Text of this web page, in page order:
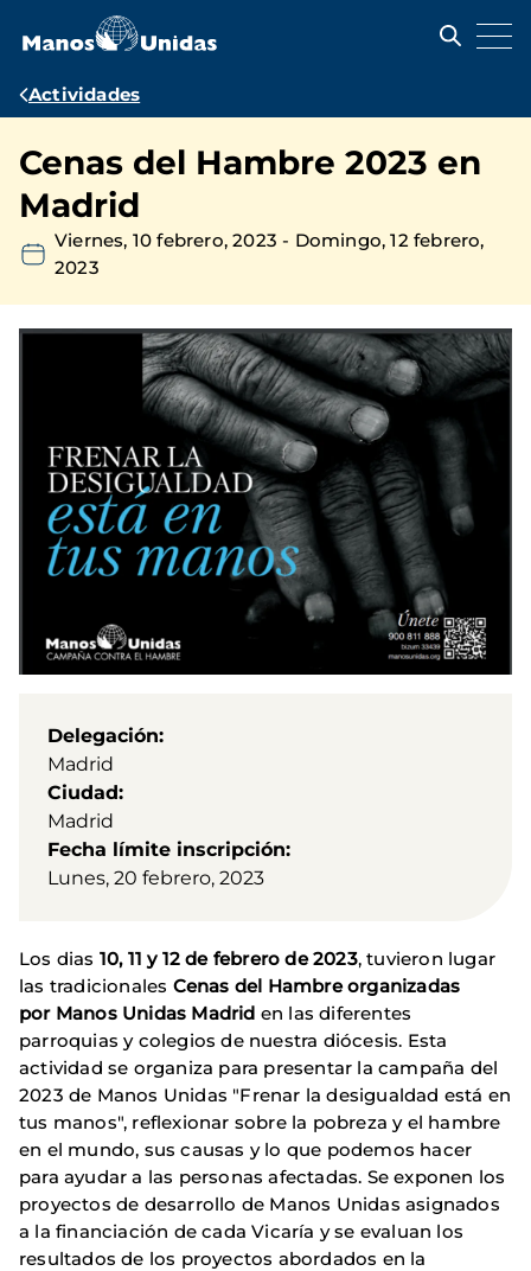
contenido
Ruta
navegación
Actividades
Cenas del Hambre 2023 en
Madrid
Viernes, 10 febrero, 2023 - Domingo, 12 febrero,
2023
Delegación
Madrid
Ciudad
Madrid
Fecha límite inscripción
Lunes, 20 febrero, 2023
Los dias 10, 11 y 12 de febrero de 2023, tuvieron lugar
las tradicionales Cenas del Hambre organizadas
por Manos Unidas Madrid en las diferentes
parroquias y colegios de nuestra diócesis. Esta
actividad se organiza para presentar la campaña del
2023 de Manos Unidas "Frenar la desigualdad está en
tus manos", reflexionar sobre la pobreza y el hambre
en el mundo, sus causas y lo que podemos hacer
para ayudar a las personas afectadas. Se exponen los
proyectos de desarrollo de Manos Unidas asignados
a la financiación de cada Vicaría y se evaluan los
resultados de los proyectos abordados en la